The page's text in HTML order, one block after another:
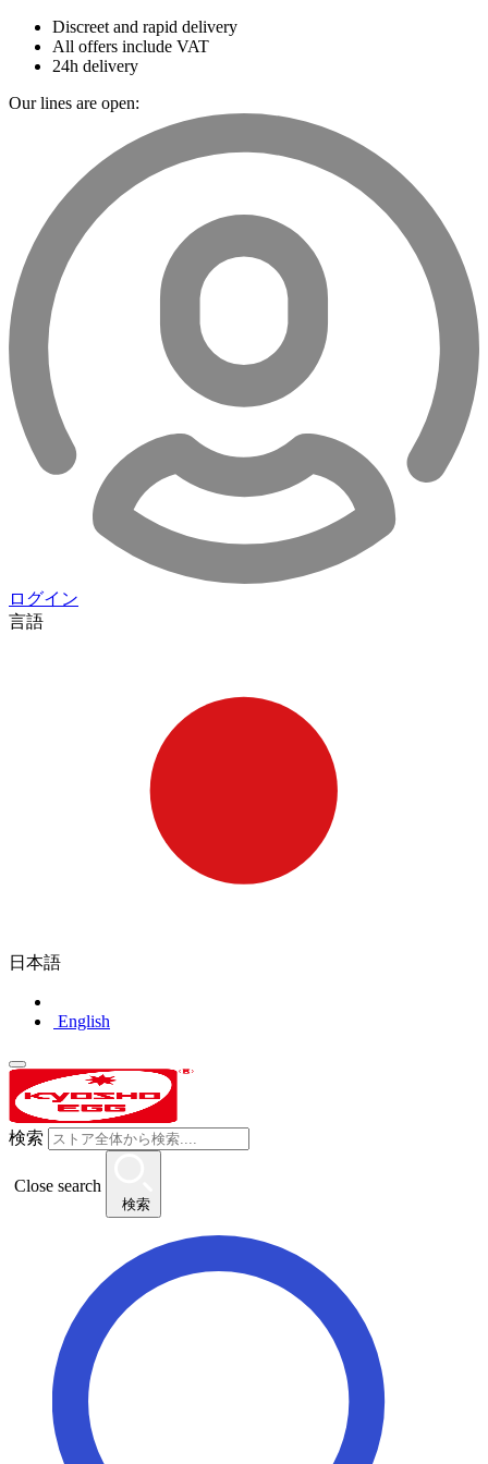
Discreet and rapid delivery
All offers include VAT
24h delivery
Our lines are open:
ログイン
言語
日本語
English
検索
Close search
検索